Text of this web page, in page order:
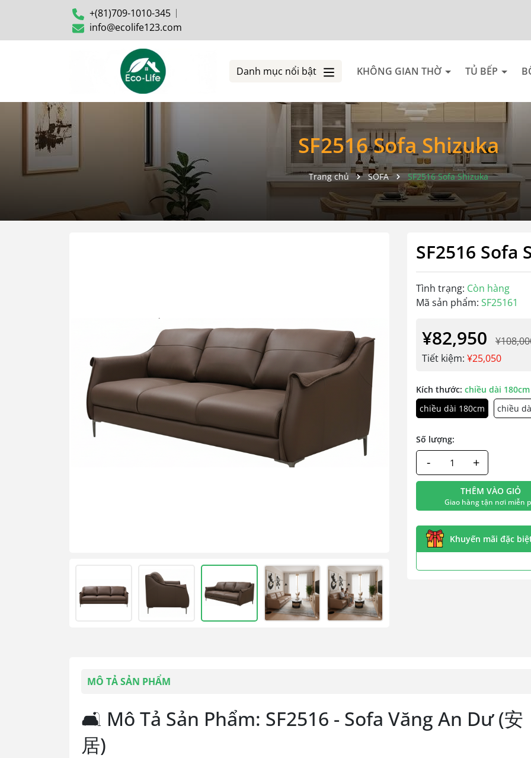
+(81)709-1010-345
info@ecolife123.com
Danh mục nổi bật KHÔNG GIAN THỜ TỦ BẾP
SF2516 Sofa Shizuka
Trang chủ SOFA SF2516 Sofa Shizuka
SF2516 Sofa
Tình trạng: Còn hàng
Mã sản phẩm: SF25161
¥82,950
Tiết kiệm: ¥25,050
Kích thước: chiều dài 180cm
chiều dài 180cm
chiều
Số lượng:
- +
THÊM VÀO GIỎ
Giao hàng tận nơi miễn
Khuyến mãi đặc
MÔ TẢ SẢN PHẨM
🛋️ Mô Tả Sản Phẩm: SF2516 - Sofa Văng An Dư (安
居)